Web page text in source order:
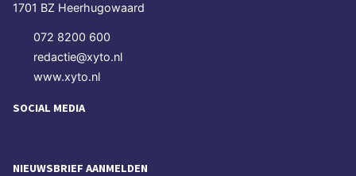
1701 BZ Heerhugowaard
072 8200 600
redactie@xyto.nl
www.xyto.nl
SOCIAL MEDIA
NIEUWSBRIEF AANMELDEN